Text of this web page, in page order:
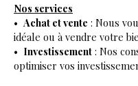
Nos services
Achat et vente : Nous
idéale ou à vendre votre
Investissement : Nos
optimiser vos